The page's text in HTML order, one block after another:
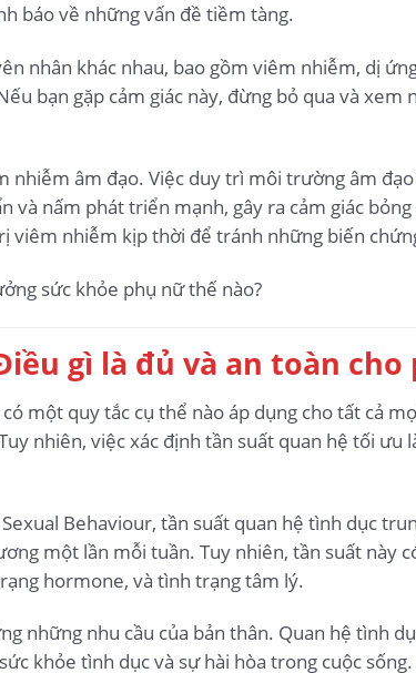
báo về những vấn đề tiềm tàng.
nhân khác nhau, bao gồm viêm nhiễm, dị
bạn gặp cảm giác này, đừng bỏ qua và xem
âm đạo. Việc duy trì môi trường âm đạo
và nấm phát triển mạnh, gây ra cảm giác
viêm nhiễm kịp thời để tránh những biến
gì là đủ và an toàn cho
một quy tắc cụ thể nào áp dụng cho tất cả
nhiên, việc xác định tần suất quan hệ tối ưu
Behaviour, tần suất quan hệ tình dục
một lần mỗi tuần. Tuy nhiên, tần suất này
hormone, và tình trạng tâm lý.
những nhu cầu của bản thân. Quan hệ tình
khỏe tình dục và sự hài hòa trong cuộc